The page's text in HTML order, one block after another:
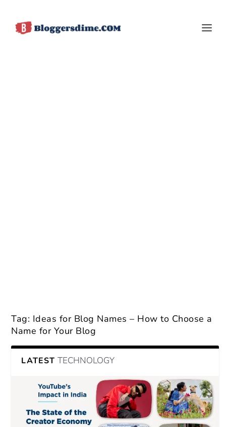
Tag: Ideas for Blog Names – How to Choose a
Name for Your Blog
LATEST TECHNOLOGY